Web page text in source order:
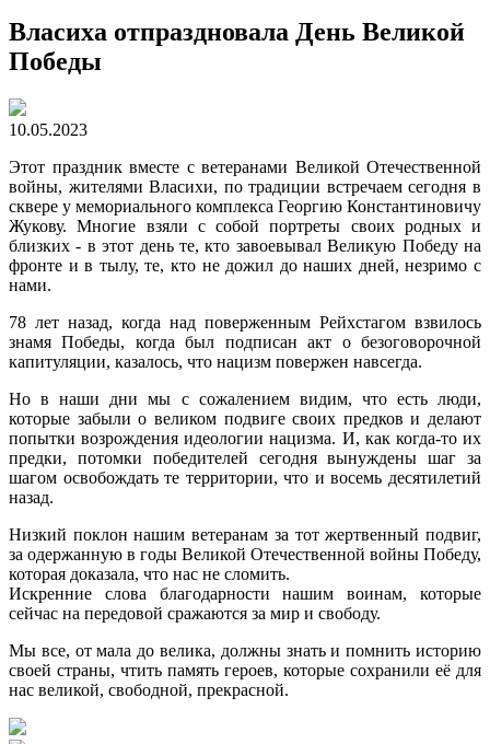
Власиха отпраздновала День Великой
Победы
10.05.2023
Этот праздник вместе с ветеранами Великой Отечественной
войны, жителями Власихи, по традиции встречаем сегодня в
сквере у мемориального комплекса Георгию Константиновичу
Жукову. Многие взяли с собой портреты своих родных и
близких - в этот день те, кто завоевывал Великую Победу на
фронте и в тылу, те, кто не дожил до наших дней, незримо с
нами.
78 лет назад, когда над поверженным Рейхстагом взвилось
знамя Победы, когда был подписан акт о безоговорочной
капитуляции, казалось, что нацизм повержен навсегда.
Но в наши дни мы с сожалением видим, что есть люди,
которые забыли о великом подвиге своих предков и делают
попытки возрождения идеологии нацизма. И, как когда-то их
предки, потомки победителей сегодня вынуждены шаг за
шагом освобождать те территории, что и восемь десятилетий
назад.
Низкий поклон нашим ветеранам за тот жертвенный подвиг,
за одержанную в годы Великой Отечественной войны Победу,
которая доказала, что нас не сломить.
Искренние слова благодарности нашим воинам, которые
сейчас на передовой сражаются за мир и свободу.
Мы все, от мала до велика, должны знать и помнить историю
своей страны, чтить память героев, которые сохранили её для
нас великой, свободной, прекрасной.